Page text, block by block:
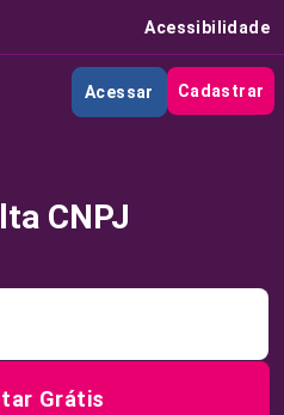
Acessibilidade
Acessar Cadastrar
CNPJ
Grátis